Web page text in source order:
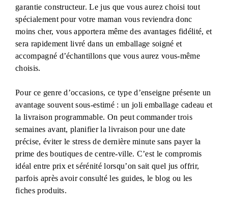
garantie constructeur. Le jus que vous aurez choisi tout
spécialement pour votre maman vous reviendra donc
moins cher, vous apportera même des avantages fidélité, et
sera rapidement livré dans un emballage soigné et
accompagné d’échantillons que vous aurez vous-même
choisis.
Pour ce genre d’occasions, ce type d’enseigne présente un
avantage souvent sous-estimé : un joli emballage cadeau et
la livraison programmable. On peut commander trois
semaines avant, planifier la livraison pour une date
précise, éviter le stress de dernière minute sans payer la
prime des boutiques de centre-ville. C’est le compromis
idéal entre prix et sérénité lorsqu’on sait quel jus offrir,
parfois après avoir consulté les guides, le blog ou les
fiches produits.